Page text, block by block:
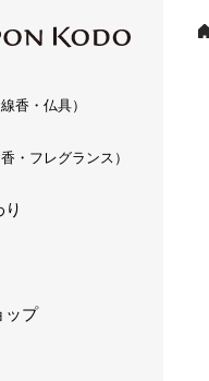
線香・仏具）
香・フレグランス）
ップ